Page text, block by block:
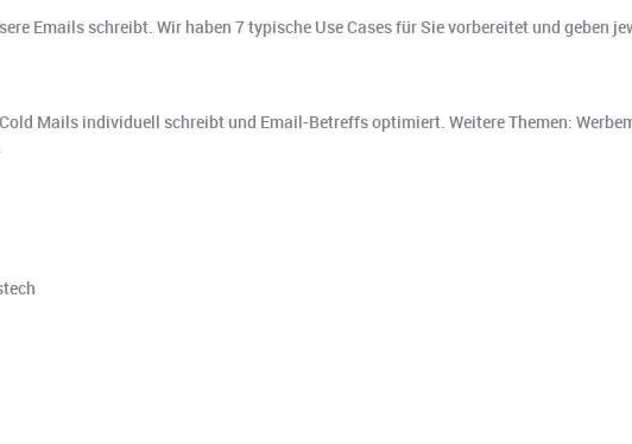
Emails schreibt. Wir haben 7 typische Use Cases für Sie vorbereitet und geben
Mails individuell schreibt und Email-Betreffs optimiert. Weitere Themen: